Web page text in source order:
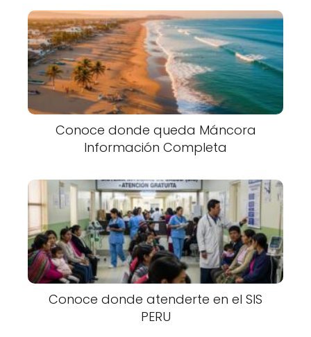
Conoce donde queda Máncora
Información Completa
Conoce donde atenderte en el SIS
PERU